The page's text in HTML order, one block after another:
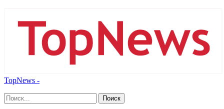
TopNews -